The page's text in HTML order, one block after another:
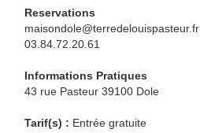
Reservations
maisondole@terredelouispasteur.fr
03.84.72.20.61
Informations Pratiques
43 rue Pasteur 39100 Dole
Tarif(s) : Entrée gratuite